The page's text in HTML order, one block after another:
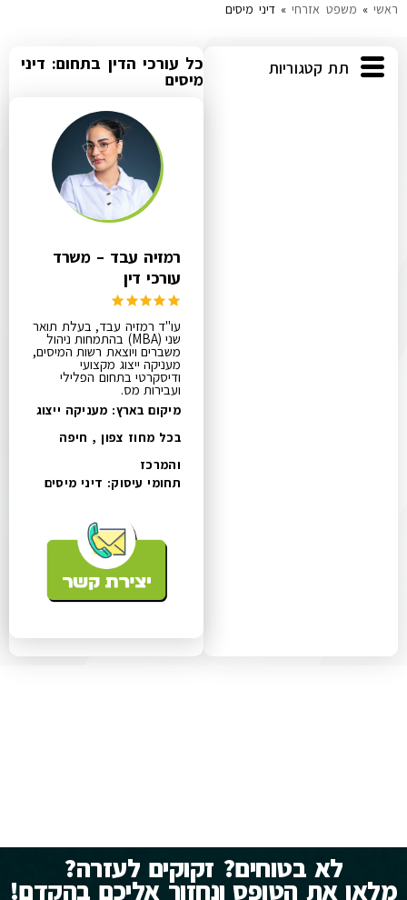
גישור ובוררות
צה"ל-משרד הביטחון
ראשי » משפט אזרחי»דיני מיסים
תת קטגוריות כל עורכי הדין בתחום: דיני
מיסים
רמזיה עבד – משרד
עורכי דין
עו"ד רמזיה עבד, בעלת תואר
שני (MBA) בהתמחות ניהול
משברים ויוצאת רשות המיסים,
מעניקה ייצוג מקצועי
ודיסקרטי בתחום הפלילי
ועבירות מס.
מיקום בארץ: מעניקה ייצוג
בכל מחוז צפון , חיפה
והמרכז
תחומי עיסוק: דיני מיסים
לא בטוחים? זקוקים לעזרה?
מלאו את הטופס ונחזור אליכם בהקדם!